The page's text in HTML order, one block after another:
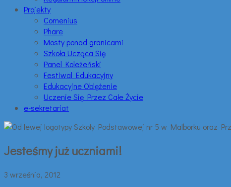
Projekty
Comenius
Phare
Mosty ponad granicami
Szkoła Ucząca Się
Panel Koleżeński
Festiwal Edukacyjny
Edukacyjne Oblężenie
Uczenie Się Przez Całe Życie
e-sekretariat
Jesteśmy już uczniami!
3 września, 2012